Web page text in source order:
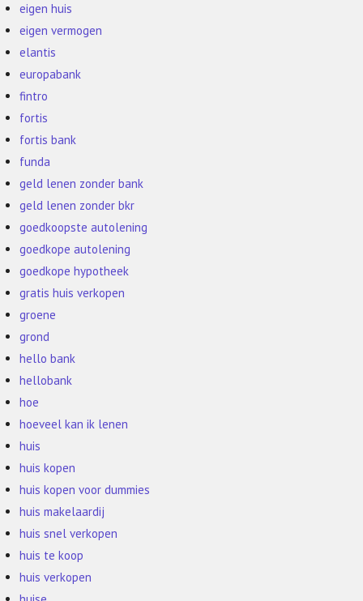
eigen huis
eigen vermogen
elantis
europabank
fintro
fortis
fortis bank
funda
geld lenen zonder bank
geld lenen zonder bkr
goedkoopste autolening
goedkope autolening
goedkope hypotheek
gratis huis verkopen
groene
grond
hello bank
hellobank
hoe
hoeveel kan ik lenen
huis
huis kopen
huis kopen voor dummies
huis makelaardij
huis snel verkopen
huis te koop
huis verkopen